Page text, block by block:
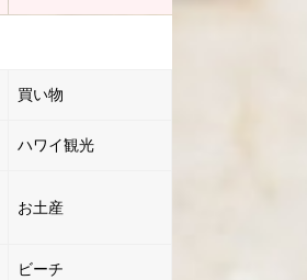
買い物
ハワイ観光
お土産
ビーチ